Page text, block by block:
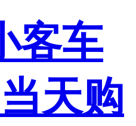
客车
天购